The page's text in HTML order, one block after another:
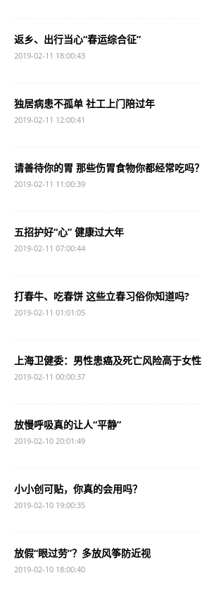
返乡、出行当心“春运综合征”
2019-02-11 18:00:43
独居病患不孤单 社工上门陪过年
2019-02-11 12:00:41
请善待你的胃 那些伤胃食物你都经常吃吗？
2019-02-11 11:00:39
五招护好“心” 健康过大年
2019-02-11 07:00:44
打春牛、吃春饼 这些立春习俗你知道吗?
2019-02-11 01:01:05
上海卫健委：男性患癌及死亡风险高于女性
2019-02-11 00:00:37
放慢呼吸真的让人“平静”
2019-02-10 20:01:49
小小创可贴，你真的会用吗？
2019-02-10 19:00:35
放假“眼过劳”？多放风筝防近视
2019-02-10 18:00:40